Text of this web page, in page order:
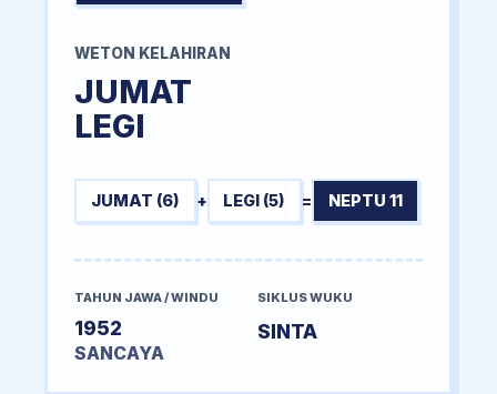
WETON KELAHIRAN
JUMAT
LEGI
JUMAT (6) + LEGI (5) = NEPTU 11
TAHUN JAWA / WINDU
1952
SANCAYA
SIKLUS WUKU
SINTA